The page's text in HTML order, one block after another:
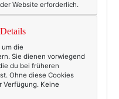
Website erforderlich.
Details
die
Sie dienen vorwiegend
du bei früheren
Ohne diese Cookies
Verfügung. Keine